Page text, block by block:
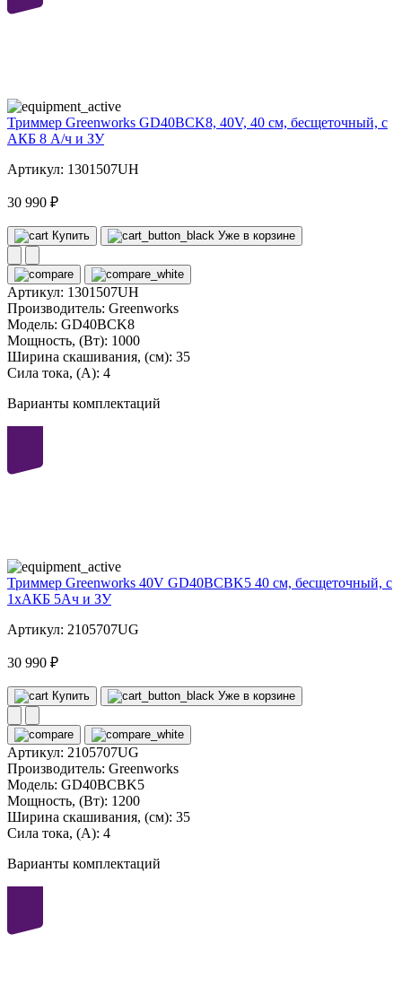
Триммер Greenworks GD40BCK8, 40V, 40 см, бесщеточный, с
АКБ 8 А/ч и ЗУ
Артикул: 1301507UH
30 990 ₽
Купить Уже в корзине
Артикул: 1301507UH
Производитель: Greenworks
Модель: GD40BCK8
Мощность, (Вт): 1000
Ширина скашивания, (см): 35
Сила тока, (А): 4
Варианты комплектаций
Триммер Greenworks 40V GD40BCBK5 40 см, бесщеточный, с
1хАКБ 5Ач и ЗУ
Артикул: 2105707UG
30 990 ₽
Купить Уже в корзине
Артикул: 2105707UG
Производитель: Greenworks
Модель: GD40BCBK5
Мощность, (Вт): 1200
Ширина скашивания, (см): 35
Сила тока, (А): 4
Варианты комплектаций